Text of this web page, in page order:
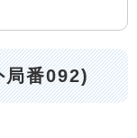
局番092)